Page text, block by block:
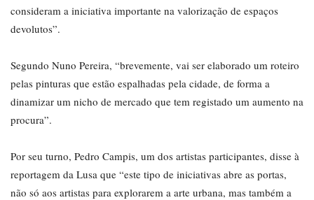
consideram a iniciativa importante na valorização de espaços
devolutos”.
Segundo Nuno Pereira, “brevemente, vai ser elaborado um roteiro
pelas pinturas que estão espalhadas pela cidade, de forma a
dinamizar um nicho de mercado que tem registado um aumento na
procura”.
Por seu turno, Pedro Campis, um dos artistas participantes, disse à
reportagem da Lusa que “este tipo de iniciativas abre as portas,
não só aos artistas para explorarem a arte urbana, mas também a